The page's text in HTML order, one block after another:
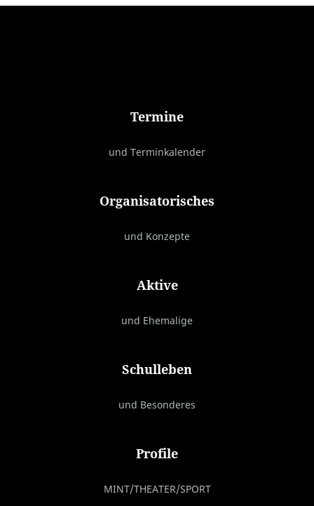
Termine
und Terminkalender
Organisatorisches
und Konzepte
Aktive
und Ehemalige
Schulleben
und Besonderes
Profile
MINT/THEATER/SPORT